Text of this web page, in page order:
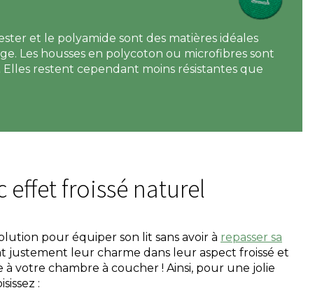
et le polyamide sont des matières idéales
Les housses en polycoton ou microfibres sont
Elles restent cependant moins résistantes que
effet froissé naturel
pour équiper son lit sans avoir à repasser sa
justement leur charme dans leur aspect froissé et
votre chambre à coucher ! Ainsi, pour une jolie
: